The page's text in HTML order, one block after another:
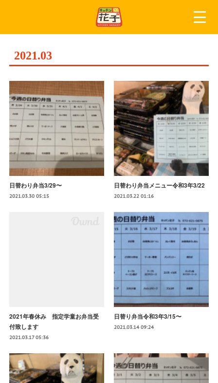
2021.03
日替わり弁当3/29〜
2021.03.30 05:15
日替わり弁当メニュー令和3年3/22
2021.03.22 01:16
2021年春休み 指定学童お弁当受
付致します
2021.03.17 05:36
日替り弁当令和3年3/15〜
2021.03.14 09:24